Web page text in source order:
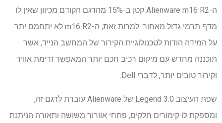
ה-Alienware m16 R2 קטן ב-15% מהדגם הקודם מכיוון שאין לו
מדף תרמי גדול מאחור. למרות זאת, ה-m16 R2 לא יתחמם יתר
על המידה הודות לטכנולוגיית הקירור של המחשב הנייד, אשר
תוכננה מחדש עם מיקום רכיב חכם יותר המאפשר זרימת אוויר
וקירור טובים יותר, לדברי Dell.
שפת העיצוב Legend 3.0 של Alienware עוברת לדגם זה,
ומספקת לו קימורים חלקים, פתחי אוורור משושה ותאורה הניתנת